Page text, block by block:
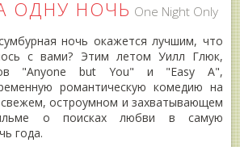
ОДНУ НОЧЬ One Night Only
ночь окажется лучшим, что
с вами? Этим летом Уилл Глюк,
"Anyone but You" и "Easy А",
романтическую комедию на
остроумном и захватывающем
о поисках любви в самую
года.